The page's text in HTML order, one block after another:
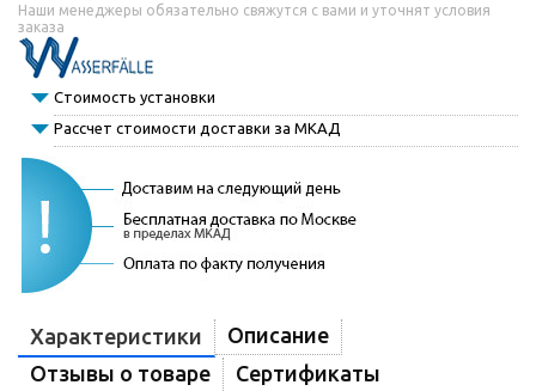
Наши менеджеры обязательно свяжутся с вами и уточнят условия
заказа
Стоимость установки
Рассчет стоимости доставки за МКАД
Характеристики
Описание
Отзывы о товаре
Сертификаты